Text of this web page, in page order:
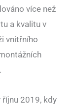
více než
a kvalitu v
vnitřního
říjnu 2019, kdy